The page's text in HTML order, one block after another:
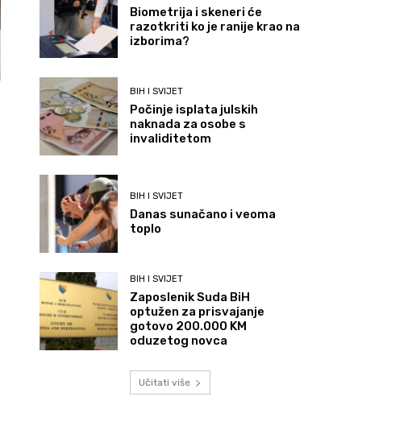
Biometrija i skeneri će
razotkriti ko je ranije krao na
izborima?
BIH I SVIJET
Počinje isplata julskih
naknada za osobe s
invaliditetom
BIH I SVIJET
Danas sunačano i veoma
toplo
BIH I SVIJET
Zaposlenik Suda BiH
optužen za prisvajanje
gotovo 200.000 KM
oduzetog novca
Učitati više